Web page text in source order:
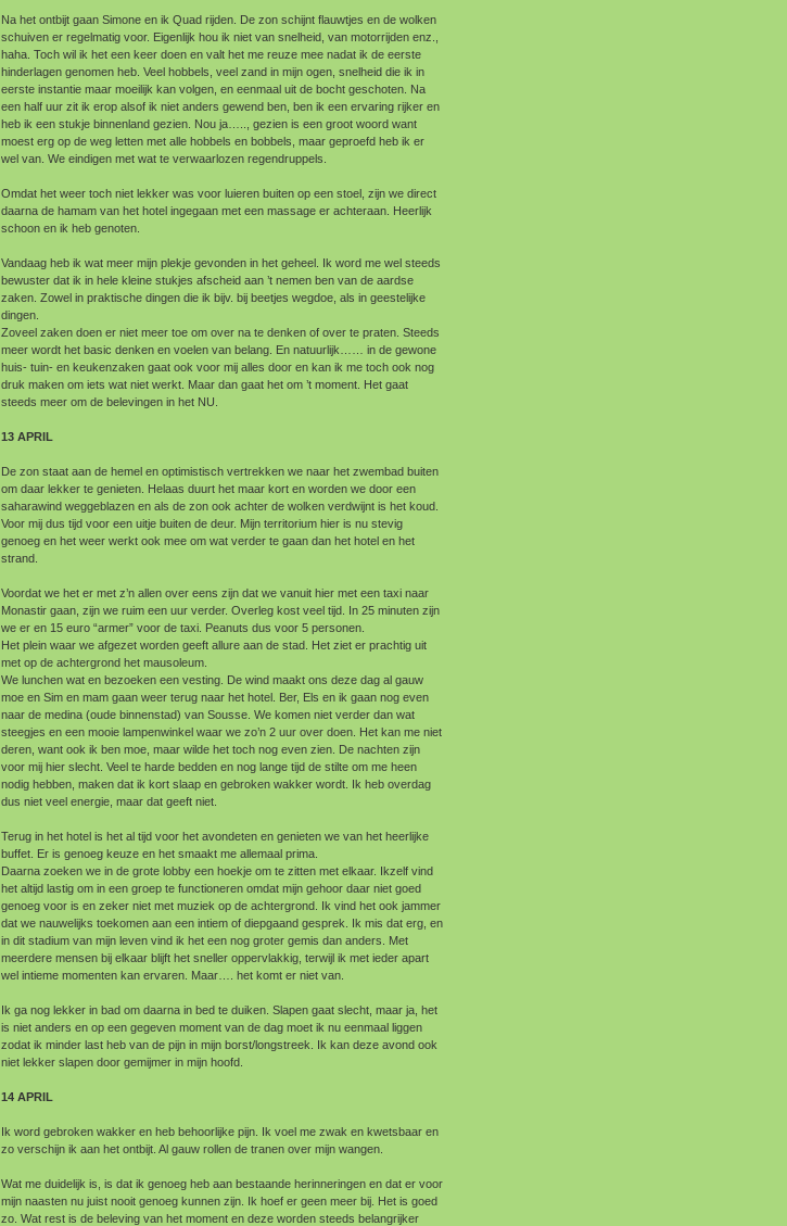
Na het ontbijt gaan Simone en ik Quad rijden. De zon schijnt flauwtjes en de wolken
schuiven er regelmatig voor. Eigenlijk hou ik niet van snelheid, van motorrijden enz.,
haha. Toch wil ik het een keer doen en valt het me reuze mee nadat ik de eerste
hinderlagen genomen heb. Veel hobbels, veel zand in mijn ogen, snelheid die ik in
eerste instantie maar moeilijk kan volgen, en eenmaal uit de bocht geschoten. Na
een half uur zit ik erop alsof ik niet anders gewend ben, ben ik een ervaring rijker en
heb ik een stukje binnenland gezien. Nou ja….., gezien is een groot woord want
moest erg op de weg letten met alle hobbels en bobbels, maar geproefd heb ik er
wel van. We eindigen met wat te verwaarlozen regendruppels.
Omdat het weer toch niet lekker was voor luieren buiten op een stoel, zijn we direct
daarna de hamam van het hotel ingegaan met een massage er achteraan. Heerlijk
schoon en ik heb genoten.
Vandaag heb ik wat meer mijn plekje gevonden in het geheel. Ik word me wel steeds
bewuster dat ik in hele kleine stukjes afscheid aan ’t nemen ben van de aardse
zaken. Zowel in praktische dingen die ik bijv. bij beetjes wegdoe, als in geestelijke
dingen.
Zoveel zaken doen er niet meer toe om over na te denken of over te praten. Steeds
meer wordt het basic denken en voelen van belang. En natuurlijk…… in de gewone
huis- tuin- en keukenzaken gaat ook voor mij alles door en kan ik me toch ook nog
druk maken om iets wat niet werkt. Maar dan gaat het om ’t moment. Het gaat
steeds meer om de belevingen in het NU.
13 APRIL
De zon staat aan de hemel en optimistisch vertrekken we naar het zwembad buiten
om daar lekker te genieten. Helaas duurt het maar kort en worden we door een
saharawind weggeblazen en als de zon ook achter de wolken verdwijnt is het koud.
Voor mij dus tijd voor een uitje buiten de deur. Mijn territorium hier is nu stevig
genoeg en het weer werkt ook mee om wat verder te gaan dan het hotel en het
strand.
Voordat we het er met z’n allen over eens zijn dat we vanuit hier met een taxi naar
Monastir gaan, zijn we ruim een uur verder. Overleg kost veel tijd. In 25 minuten zijn
we er en 15 euro “armer” voor de taxi. Peanuts dus voor 5 personen.
Het plein waar we afgezet worden geeft allure aan de stad. Het ziet er prachtig uit
met op de achtergrond het mausoleum.
We lunchen wat en bezoeken een vesting. De wind maakt ons deze dag al gauw
moe en Sim en mam gaan weer terug naar het hotel. Ber, Els en ik gaan nog even
naar de medina (oude binnenstad) van Sousse. We komen niet verder dan wat
steegjes en een mooie lampenwinkel waar we zo’n 2 uur over doen. Het kan me niet
deren, want ook ik ben moe, maar wilde het toch nog even zien. De nachten zijn
voor mij hier slecht. Veel te harde bedden en nog lange tijd de stilte om me heen
nodig hebben, maken dat ik kort slaap en gebroken wakker wordt. Ik heb overdag
dus niet veel energie, maar dat geeft niet.
Terug in het hotel is het al tijd voor het avondeten en genieten we van het heerlijke
buffet. Er is genoeg keuze en het smaakt me allemaal prima.
Daarna zoeken we in de grote lobby een hoekje om te zitten met elkaar. Ikzelf vind
het altijd lastig om in een groep te functioneren omdat mijn gehoor daar niet goed
genoeg voor is en zeker niet met muziek op de achtergrond. Ik vind het ook jammer
dat we nauwelijks toekomen aan een intiem of diepgaand gesprek. Ik mis dat erg, en
in dit stadium van mijn leven vind ik het een nog groter gemis dan anders. Met
meerdere mensen bij elkaar blijft het sneller oppervlakkig, terwijl ik met ieder apart
wel intieme momenten kan ervaren. Maar…. het komt er niet van.
Ik ga nog lekker in bad om daarna in bed te duiken. Slapen gaat slecht, maar ja, het
is niet anders en op een gegeven moment van de dag moet ik nu eenmaal liggen
zodat ik minder last heb van de pijn in mijn borst/longstreek. Ik kan deze avond ook
niet lekker slapen door gemijmer in mijn hoofd.
14 APRIL
Ik word gebroken wakker en heb behoorlijke pijn. Ik voel me zwak en kwetsbaar en
zo verschijn ik aan het ontbijt. Al gauw rollen de tranen over mijn wangen.
Wat me duidelijk is, is dat ik genoeg heb aan bestaande herinneringen en dat er voor
mijn naasten nu juist nooit genoeg kunnen zijn. Ik hoef er geen meer bij. Het is goed
zo. Wat rest is de beleving van het moment en deze worden steeds belangrijker